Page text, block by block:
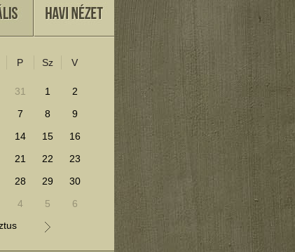
kattints ide!
P Sz V
31 1
2
7 8
9
14 15
16
21 22
23
28 29
30
4 5
6